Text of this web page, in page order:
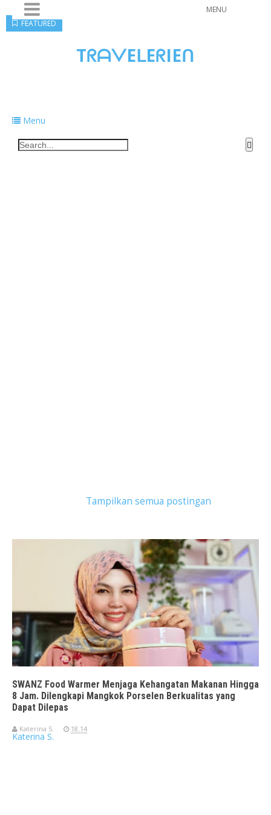
MENU
TᖇᗩᐯEᒪEᖇIEᑎ
Menu
Tampilkan semua postingan
SWANZ Food Warmer Menjaga Kehangatan Makanan Hingga
8 Jam. Dilengkapi Mangkok Porselen Berkualitas yang
Dapat Dilepas
FEATURED
Katerina S. 18.14
Katerina S.